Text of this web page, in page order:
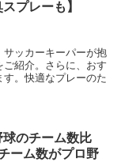
プレーも】
サッカーキーパーが抱
紹介。さらに、おす
。快適なプレーのた
球のチーム数比
ーム数がプロ野